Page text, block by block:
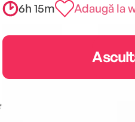
6h 15m Adaugă la